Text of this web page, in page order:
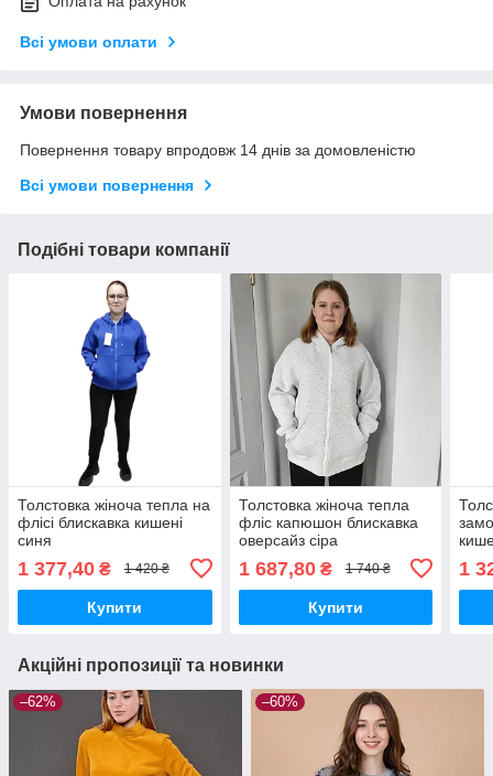
Всі умови оплати
Умови повернення
Повернення товару впродовж 14 днів за домовленістю
Всі умови повернення
Подібні товари компанії
Толстовка жіноча тепла на
флісі блискавка кишені
синя
1 377,40 ₴ 1 420 ₴
Купити
Толстовка жіноча тепла
фліс капюшон блискавка
оверсайз сіра
1 687,80₴ 1 740 ₴
Купити
1
Акційні пропозиції та новинки
–62% –60%